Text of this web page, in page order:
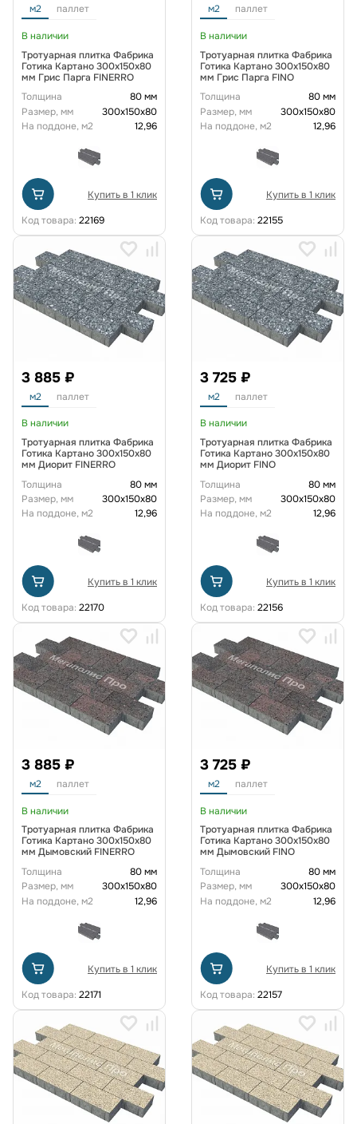
м2 паллет
В наличии
Тротуарная плитка Фабрика
Готика Картано 300х150х80
мм Грис Парга FINERRO
Толщина
80 мм
Размер, мм
300х150х80
На поддоне, м2
12,96
Купить в 1 клик
Код товара: 22169
м2 паллет
В наличии
Тротуарная плитка Фабрика
Готика Картано 300х150х80
мм Грис Парга FINO
Толщина
80 мм
Размер, мм
300х150х80
На поддоне, м2
12,96
Купить в 1 клик
Код товара: 22155
3 885 ₽
м2 паллет
В наличии
Тротуарная плитка Фабрика
Готика Картано 300х150х80
мм Диорит FINERRO
Толщина
80 мм
Размер, мм
300х150х80
На поддоне, м2
12,96
Купить в 1 клик
Код товара: 22170
3 725 ₽
м2 паллет
В наличии
Тротуарная плитка Фабрика
Готика Картано 300х150х80
мм Диорит FINO
Толщина
80 мм
Размер, мм
300х150х80
На поддоне, м2
12,96
Купить в 1 клик
Код товара: 22156
3 885 ₽
м2 паллет
В наличии
Тротуарная плитка Фабрика
Готика Картано 300х150х80
мм Дымовский FINERRO
Толщина
80 мм
Размер, мм
300х150х80
На поддоне, м2
12,96
Купить в 1 клик
Код товара: 22171
3 725 ₽
м2 паллет
В наличии
Тротуарная плитка Фабрика
Готика Картано 300х150х80
мм Дымовский FINO
Толщина
80 мм
Размер, мм
300х150х80
На поддоне, м2
12,96
Купить в 1 клик
Код товара: 22157